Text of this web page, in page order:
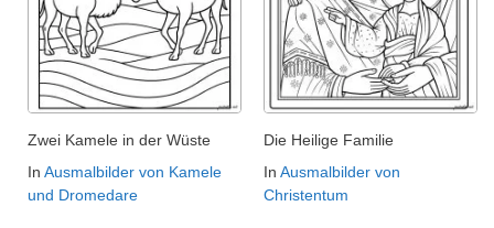
Zwei Kamele in der Wüste
In Ausmalbilder von Kamele
und Dromedare
Die Heilige Familie
In Ausmalbilder von
Christentum